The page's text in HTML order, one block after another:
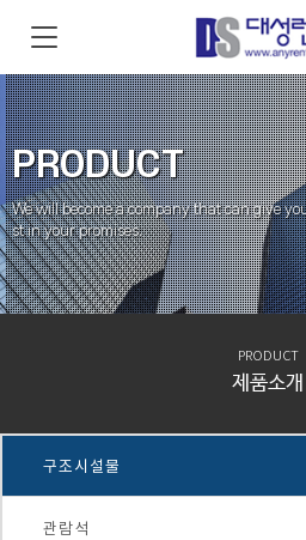
PRODUCT
We will become a company that can give
st in your promises.
PRODUCT
제품소개
구조시설물
관람석